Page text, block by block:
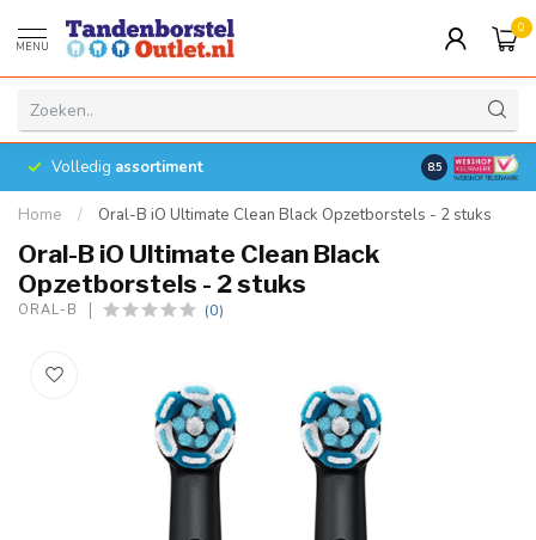
MENU
0
Volledig assortiment 8.5
Home / Oral-B iO Ultimate Clean Black Opzetborstels - 2 stuks
Oral-B iO Ultimate Clean Black
Opzetborstels - 2 stuks
ORAL-B (0)